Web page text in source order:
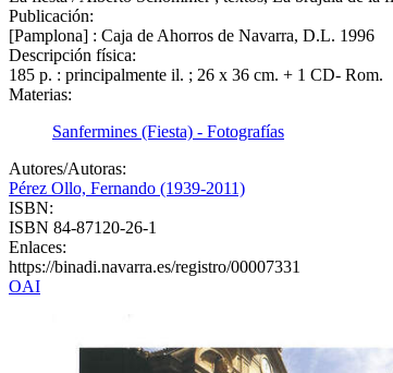
Publicación:
[Pamplona] : Caja de Ahorros de Navarra, D.L. 1996
Descripción física:
185 p. : principalmente il. ; 26 x 36 cm. + 1 CD- Rom.
Materias:
Sanfermines (Fiesta) - Fotografías
Autores/Autoras:
Pérez Ollo, Fernando (1939-2011)
ISBN:
ISBN 84-87120-26-1
Enlaces:
https://binadi.navarra.es/registro/00007331
OAI